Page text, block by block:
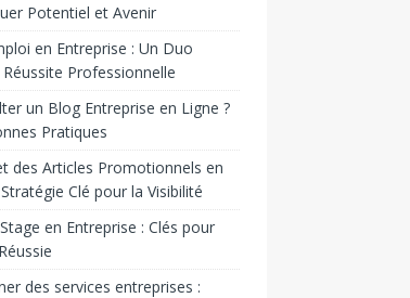
Potentiel et Avenir
en Entreprise : Un Duo
Professionnelle
un Blog Entreprise en Ligne ?
Pratiques
des Articles Promotionnels en
Clé pour la Visibilité
en Entreprise : Clés pour
des services entreprises :